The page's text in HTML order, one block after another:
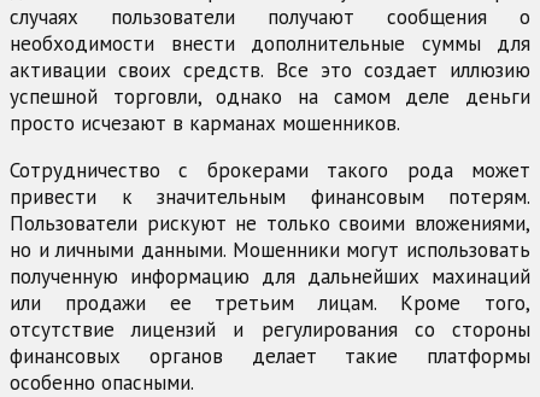
случаях пользователи получают сообщения о
необходимости внести дополнительные суммы для
активации своих средств. Все это создает иллюзию
успешной торговли, однако на самом деле деньги
просто исчезают в карманах мошенников.
Сотрудничество с брокерами такого рода может
привести к значительным финансовым потерям.
Пользователи рискуют не только своими вложениями,
но и личными данными. Мошенники могут использовать
полученную информацию для дальнейших махинаций
или продажи ее третьим лицам. Кроме того,
отсутствие лицензий и регулирования со стороны
финансовых органов делает такие платформы
особенно опасными.